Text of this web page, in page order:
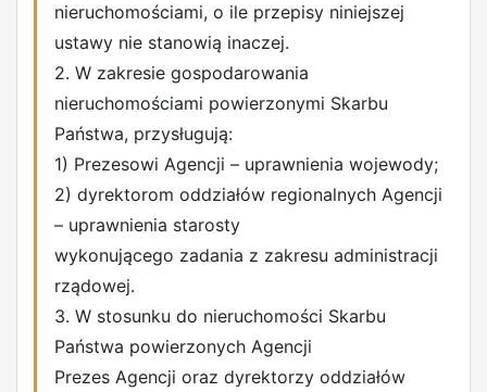
nieruchomościami, o ile przepisy niniejszej
ustawy nie stanowią inaczej.
2. W zakresie gospodarowania
nieruchomościami powierzonymi Skarbu
Państwa, przysługują:
1) Prezesowi Agencji – uprawnienia wojewody;
2) dyrektorom oddziałów regionalnych Agencji
– uprawnienia starosty
wykonującego zadania z zakresu administracji
rządowej.
3. W stosunku do nieruchomości Skarbu
Państwa powierzonych Agencji
Prezes Agencji oraz dyrektorzy oddziałów